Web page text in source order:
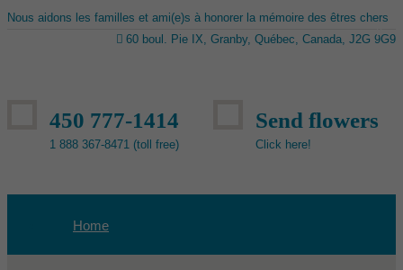
Nous aidons les familles et ami(e)s à honorer la mémoire des êtres chers
60 boul. Pie IX, Granby, Québec, Canada, J2G 9G9
450 777-1414
1 888 367-8471 (toll free)
Send flowers
Click here!
Home